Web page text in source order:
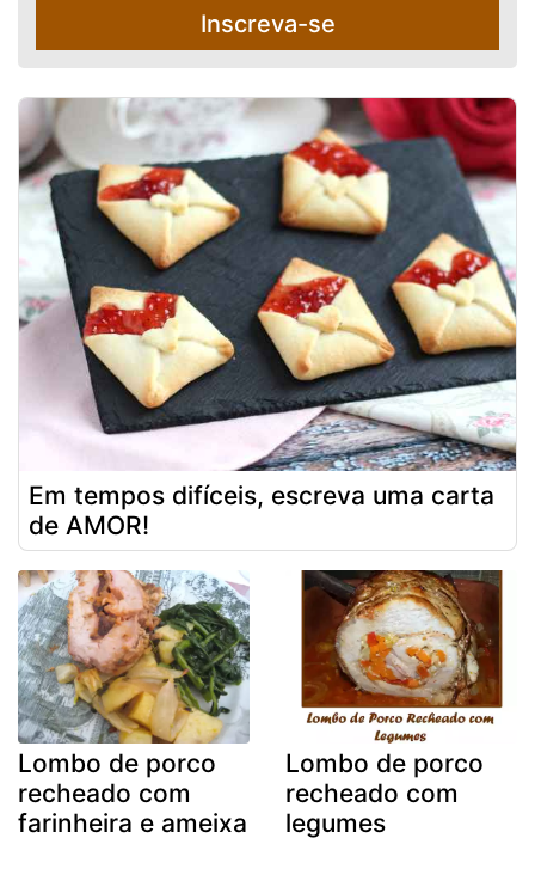
Inscreva-se
Em tempos difíceis, escreva uma carta
de AMOR!
Lombo de porco
recheado com
farinheira e ameixa
Lombo de porco
recheado com
legumes